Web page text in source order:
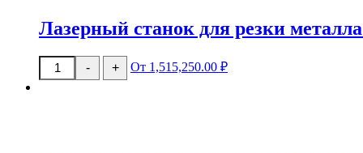
Лазерный станок для резки
-
Количество
товара
+ От 1,515,250.00 ₽